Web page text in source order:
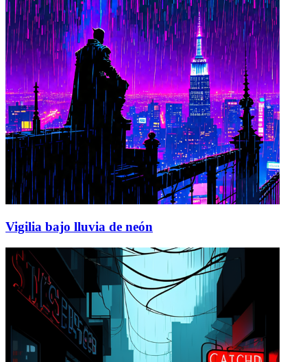
Vigilia bajo lluvia de neón